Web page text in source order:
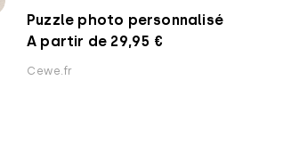
Puzzle photo personnalisé
A partir de 29,95 €
Cewe.fr